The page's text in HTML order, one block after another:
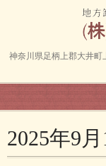
神奈川県足柄上郡大井
2025年9月